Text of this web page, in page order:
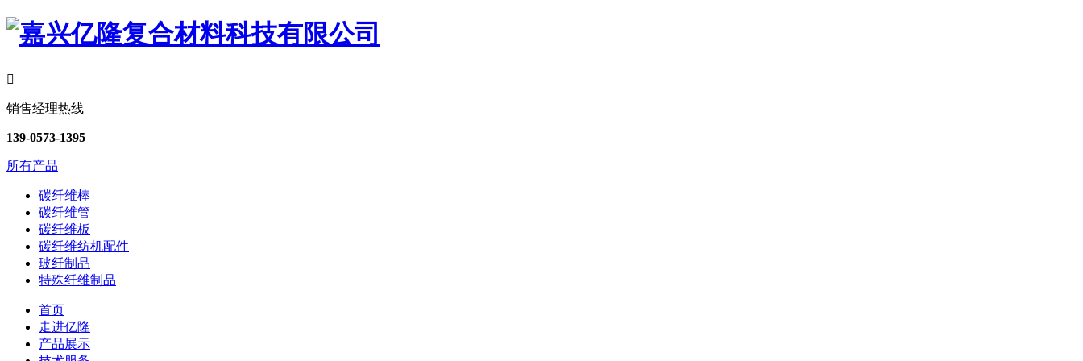

销售经理热线
139-0573-1395
所有产品
碳纤维棒
碳纤维管
碳纤维板
碳纤维纺机配件
玻纤制品
特殊纤维制品
首页
走进亿隆
产品展示